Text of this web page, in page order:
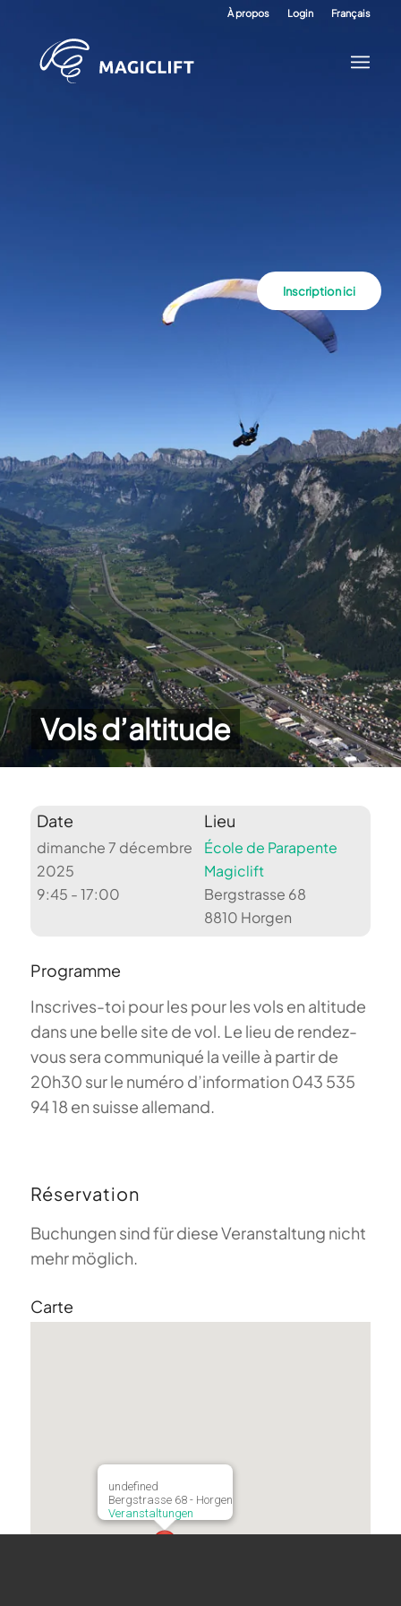
À propos Login Français
Vols d’altitude
Inscription ici
Date
dimanche 7 décembre
2025
9:45 - 17:00
Lieu
École de Parapente
Magiclift
Bergstrasse 68
8810 Horgen
Programme
Inscrives-toi pour les pour les vols en altitude
dans une belle site de vol. Le lieu de rendez-
vous sera communiqué la veille à partir de
20h30 sur le numéro d’information 043 535
94 18 en suisse allemand.
Réservation
Buchungen sind für diese Veranstaltung nicht
mehr möglich.
Carte
undefined
Bergstrasse 68 - Horgen
Veranstaltungen